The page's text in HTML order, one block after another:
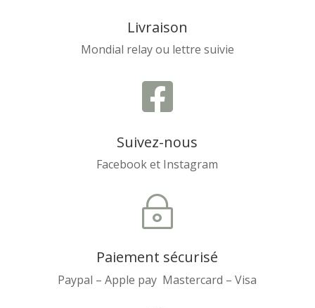
Livraison
Mondial relay ou lettre suivie

Suivez-nous
Facebook et Instagram
~
Paiement sécurisé
Paypal – Apple pay Mastercard – Visa